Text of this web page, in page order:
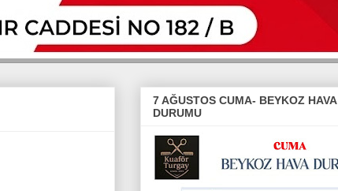
7 AĞUSTOS CUMA- BEYKOZ HAVA
DURUMU